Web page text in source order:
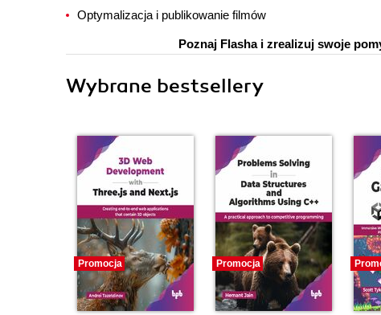
Optymalizacja i publikowanie filmów
Poznaj Flasha i zrealizuj swoje
Wybrane bestsellery
Promocja Promocja